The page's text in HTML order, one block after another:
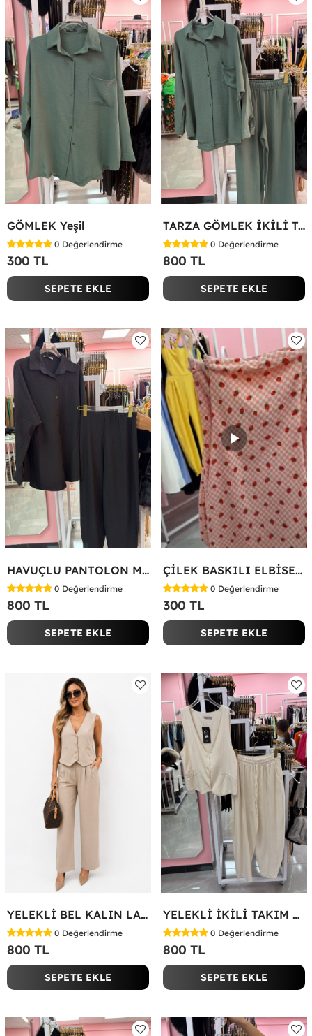
GÖMLEK Yeşil
0 Değerlendirme
300 TL
SEPETE EKLE
TARZA GÖMLEK İKİLİ TAKIM KOT KUMAŞ Yeşil
0 Değerlendirme
800 TL
SEPETE EKLE
HAVUÇLU PANTOLON MİYASE TAKIM Siyah
0 Değerlendirme
800 TL
SEPETE EKLE
ÇİLEK BASKILI ELBİSE Bej
0 Değerlendirme
300 TL
SEPETE EKLE
YELEKLİ BEL KALIN LASTİK İKİLİ TAKIM Bej
0 Değerlendirme
800 TL
SEPETE EKLE
YELEKLİ İKİLİ TAKIM Bej
0 Değerlendirme
800 TL
SEPETE EKLE